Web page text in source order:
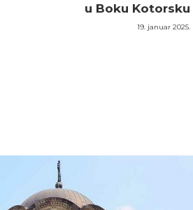
u Boku Kotorsku
19. januar 2025.